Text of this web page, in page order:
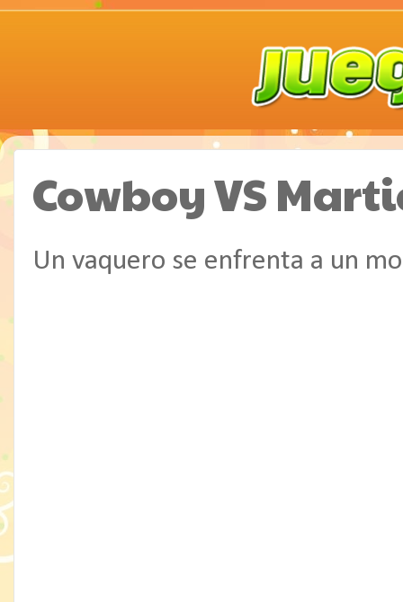
Cowboy VS
Un vaquero se enfrenta a un